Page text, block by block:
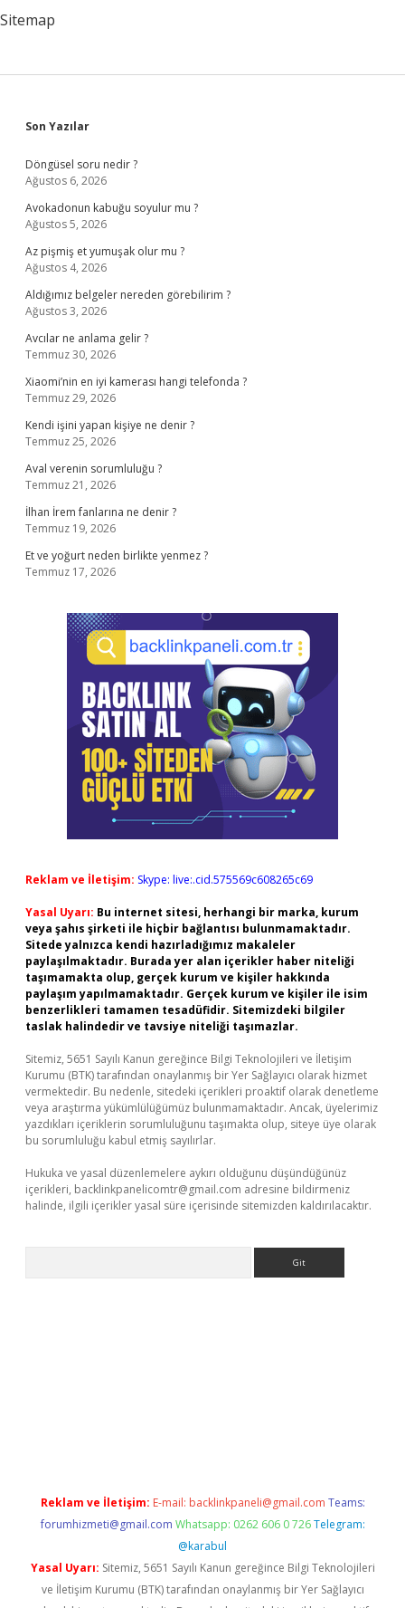
Sitemap
Sidebar
Son Yazılar
Döngüsel soru nedir ?
Ağustos 6, 2026
Avokadonun kabuğu soyulur mu ?
Ağustos 5, 2026
Az pişmiş et yumuşak olur mu ?
Ağustos 4, 2026
Aldığımız belgeler nereden görebilirim ?
Ağustos 3, 2026
Avcılar ne anlama gelir ?
Temmuz 30, 2026
Xiaomi’nin en iyi kamerası hangi telefonda ?
Temmuz 29, 2026
Kendi işini yapan kişiye ne denir ?
Temmuz 25, 2026
Aval verenin sorumluluğu ?
Temmuz 21, 2026
İlhan İrem fanlarına ne denir ?
Temmuz 19, 2026
Et ve yoğurt neden birlikte yenmez ?
Temmuz 17, 2026
Reklam ve İletişim: Skype: live:.cid.575569c608265c69
Yasal Uyarı: Bu internet sitesi, herhangi bir marka, kurum
veya şahıs şirketi ile hiçbir bağlantısı bulunmamaktadır.
Sitede yalnızca kendi hazırladığımız makaleler
paylaşılmaktadır. Burada yer alan içerikler haber niteliği
taşımamakta olup, gerçek kurum ve kişiler hakkında
paylaşım yapılmamaktadır. Gerçek kurum ve kişiler ile isim
benzerlikleri tamamen tesadüfidir. Sitemizdeki bilgiler
taslak halindedir ve tavsiye niteliği taşımazlar.
Sitemiz, 5651 Sayılı Kanun gereğince Bilgi Teknolojileri ve İletişim
Kurumu (BTK) tarafından onaylanmış bir Yer Sağlayıcı olarak hizmet
vermektedir. Bu nedenle, sitedeki içerikleri proaktif olarak denetleme
veya araştırma yükümlülüğümüz bulunmamaktadır. Ancak, üyelerimiz
yazdıkları içeriklerin sorumluluğunu taşımakta olup, siteye üye olarak
bu sorumluluğu kabul etmiş sayılırlar.
Hukuka ve yasal düzenlemelere aykırı olduğunu düşündüğünüz
içerikleri, backlinkpanelicomtr@gmail.com adresine bildirmeniz
halinde, ilgili içerikler yasal süre içerisinde sitemizden kaldırılacaktır.
Reklam ve İletişim: E-mail: backlinkpaneli@gmail.com Teams:
forumhizmeti@gmail.com Whatsapp: 0262 606 0 726 Telegram:
@karabul
Yasal Uyarı: Sitemiz, 5651 Sayılı Kanun gereğince Bilgi Teknolojileri
ve İletişim Kurumu (BTK) tarafından onaylanmış bir Yer Sağlayıcı